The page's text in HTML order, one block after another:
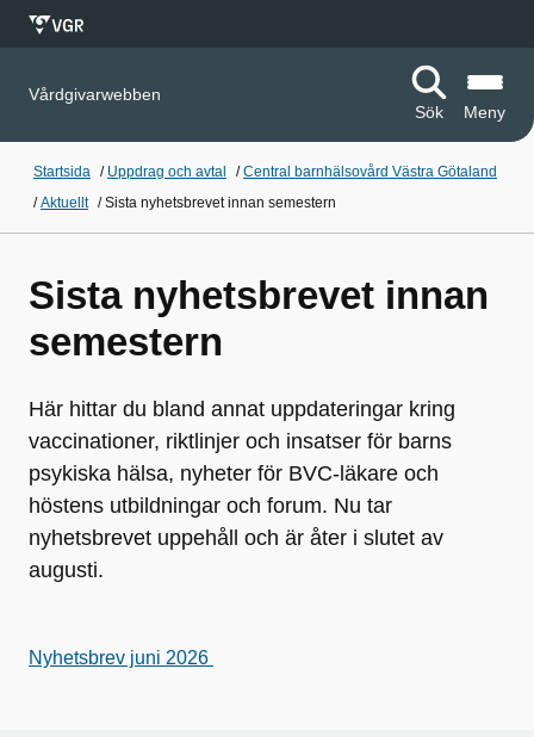
Vårdgivarwebben
Sök
Meny
Startsida / Uppdrag och avtal /Central barnhälsovård Västra Götaland
/Aktuellt /Sista nyhetsbrevet innan semestern
Sista nyhetsbrevet innan
semestern
Här hittar du bland annat uppdateringar kring
vaccinationer, riktlinjer och insatser för barns
psykiska hälsa, nyheter för BVC‑läkare och
höstens utbildningar och forum. Nu tar
nyhetsbrevet uppehåll och är åter i slutet av
augusti.
Nyhetsbrev juni 2026